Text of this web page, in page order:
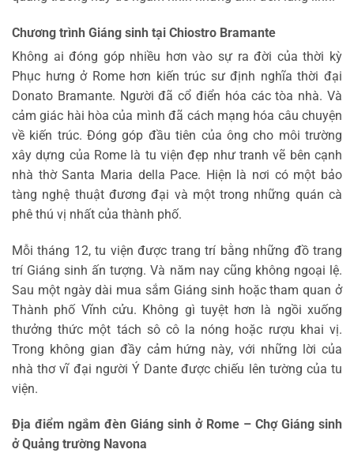
Chương trình Giáng sinh tại Chiostro Bramante
Không ai đóng góp nhiều hơn vào sự ra đời của thời kỳ
Phục hưng ở Rome hơn kiến ​​trúc sư định nghĩa thời đại
Donato Bramante. Người đã cổ điển hóa các tòa nhà. Và
cảm giác hài hòa của mình đã cách mạng hóa câu chuyện
về kiến ​​trúc. Đóng góp đầu tiên của ông cho môi trường
xây dựng của Rome là tu viện đẹp như tranh vẽ bên cạnh
nhà thờ Santa Maria della Pace. Hiện là nơi có một bảo
tàng nghệ thuật đương đại và một trong những quán cà
phê thú vị nhất của thành phố.
Mỗi tháng 12, tu viện được trang trí bằng những đồ trang
trí Giáng sinh ấn tượng. Và năm nay cũng không ngoại lệ.
Sau một ngày dài mua sắm Giáng sinh hoặc tham quan ở
Thành phố Vĩnh cửu. Không gì tuyệt hơn là ngồi xuống
thưởng thức một tách sô cô la nóng hoặc rượu khai vị.
Trong không gian đầy cảm hứng này, với những lời của
nhà thơ vĩ đại người Ý Dante được chiếu lên tường của tu
viện.
Địa điểm ngắm đèn Giáng sinh ở Rome – Chợ Giáng sinh
ở Quảng trường Navona